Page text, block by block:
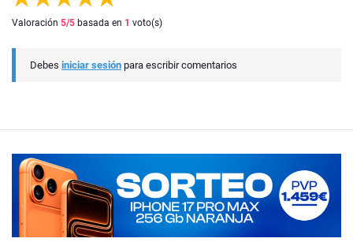
Valoración 5/5 basada en 1 voto(s)
Debes iniciar sesión para escribir comentarios